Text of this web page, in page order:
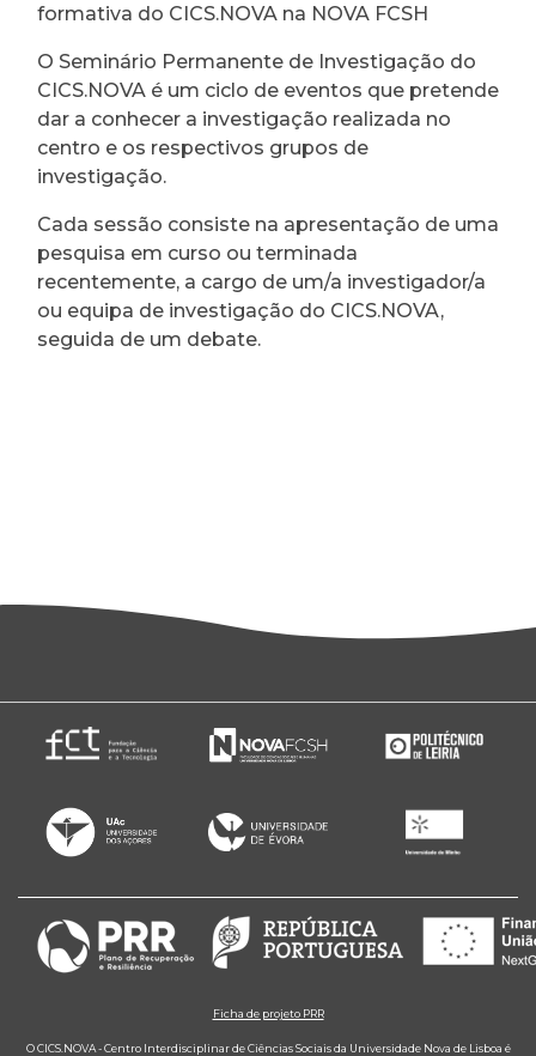
formativa do CICS.NOVA na NOVA FCSH
O Seminário Permanente de Investigação do
CICS.NOVA é um ciclo de eventos que pretende
dar a conhecer a investigação realizada no
centro e os respectivos grupos de
investigação.
Cada sessão consiste na apresentação de uma
pesquisa em curso ou terminada
recentemente, a cargo de um/a investigador/a
ou equipa de investigação do CICS.NOVA,
seguida de um debate.
Ficha de projeto PRR
O CICS.NOVA - Centro Interdisciplinar de Ciências Sociais da Universidade Nova de Lisboa é